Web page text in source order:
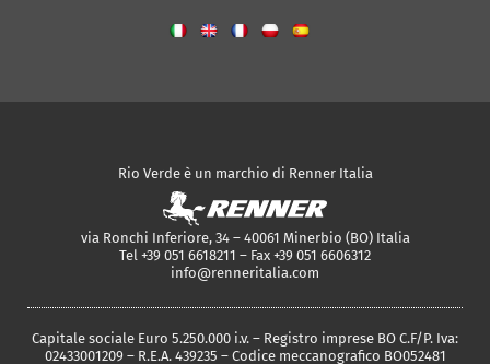
Rio Verde è un marchio di Renner Italia
via Ronchi Inferiore, 34 – 40061 Minerbio (BO) Italia
Tel +39 051 6618211 – Fax +39 051 6606312
info@renneritalia.com
Capitale sociale Euro 5.250.000 i.v. – Registro imprese BO C.F/P. Iva:
02433001209 – R.E.A. 439235 – Codice meccanografico BO052481